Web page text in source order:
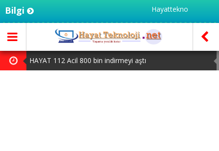
Bilgi Hayatteknoloji.net -
HAYAT 112 Acil 800 bin indirmeyi aştı